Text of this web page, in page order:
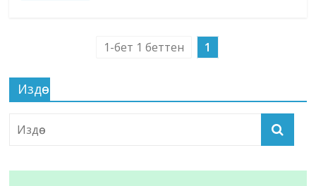
1-бет 1 беттен 1
Издөө